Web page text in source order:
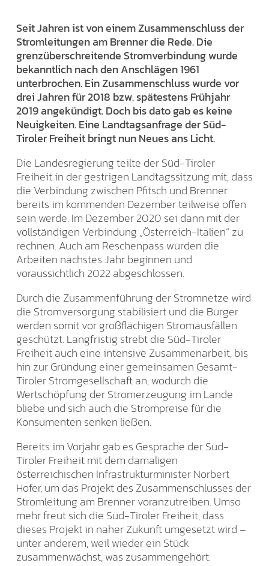
Seit Jahren ist von einem Zusammenschluss der
Stromleitungen am Brenner die Rede. Die
grenzüberschreitende Stromverbindung wurde
bekanntlich nach den Anschlägen 1961
unterbrochen. Ein Zusammenschluss wurde vor
drei Jahren für 2018 bzw. spätestens Frühjahr
2019 angekündigt. Doch bis dato gab es keine
Neuigkeiten. Eine Landtagsanfrage der Süd-
Tiroler Freiheit bringt nun Neues ans Licht.
Die Landesregierung teilte der Süd-Tiroler
Freiheit in der gestrigen Landtagssitzung mit, dass
die Verbindung zwischen Pfitsch und Brenner
bereits im kommenden Dezember teilweise offen
sein werde. Im Dezember 2020 sei dann mit der
vollständigen Verbindung „Österreich-Italien“ zu
rechnen. Auch am Reschenpass würden die
Arbeiten nächstes Jahr beginnen und
voraussichtlich 2022 abgeschlossen.
Durch die Zusammenführung der Stromnetze wird
die Stromversorgung stabilisiert und die Bürger
werden somit vor großflächigen Stromausfällen
geschützt. Langfristig strebt die Süd-Tiroler
Freiheit auch eine intensive Zusammenarbeit, bis
hin zur Gründung einer gemeinsamen Gesamt-
Tiroler Stromgesellschaft an, wodurch die
Wertschöpfung der Stromerzeugung im Lande
bliebe und sich auch die Strompreise für die
Konsumenten senken ließen.
Bereits im Vorjahr gab es Gespräche der Süd-
Tiroler Freiheit mit dem damaligen
österreichischen Infrastrukturminister Norbert
Hofer, um das Projekt des Zusammenschlusses der
Stromleitung am Brenner voranzutreiben. Umso
mehr freut sich die Süd-Tiroler Freiheit, dass
dieses Projekt in naher Zukunft umgesetzt wird –
unter anderem, weil wieder ein Stück
zusammenwächst, was zusammengehört.